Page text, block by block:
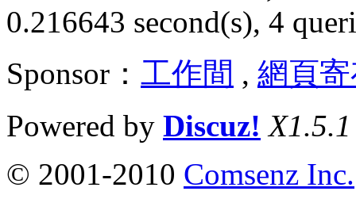
0.216643 second(s), 4
Sponsor： 工作間 , 網頁
Powered by Discuz! X1.5.1
© 2001-2010 Comsenz Inc.